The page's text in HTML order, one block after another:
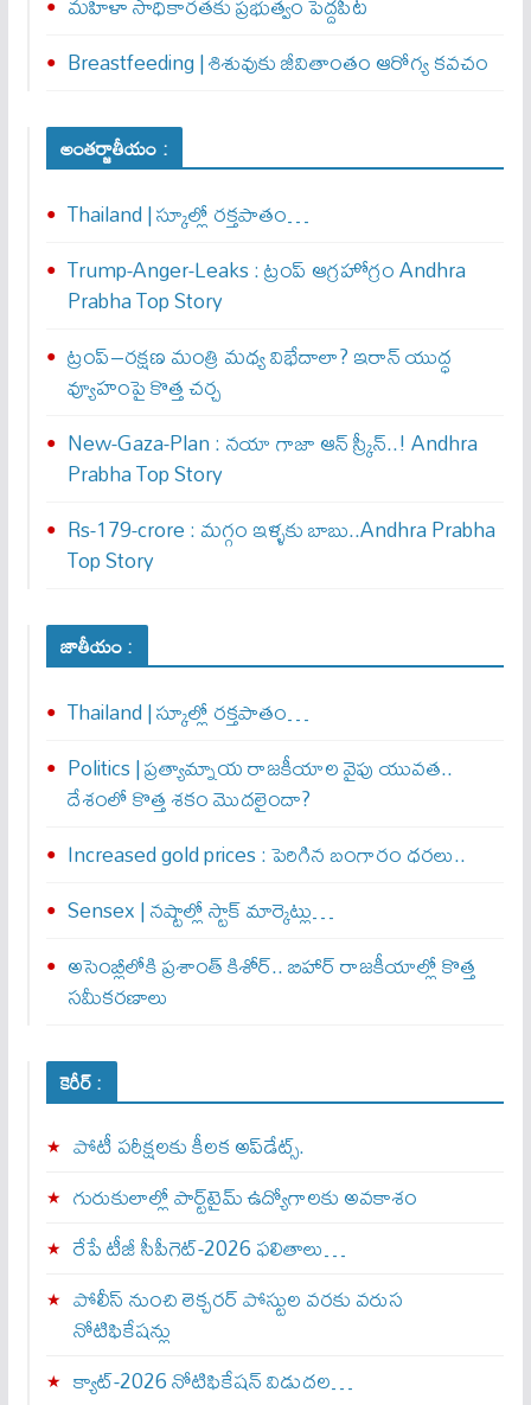
Breastfeeding | శిశువుకు జీవితాంతం ఆరోగ్య కవచం
అంతర్జాతీయం :
Thailand | స్కూల్లో రక్తపాతం…
Trump-Anger-Leaks : ట్రంప్ ఆగ్ర‌హోగ్రం Andhra
Prabha Top Story
ట్రంప్–రక్షణ మంత్రి మధ్య విభేదాలా? ఇరాన్ యుద్ధ
వ్యూహంపై కొత్త చర్చ
New-Gaza-Plan : న‌యా గాజా ఆన్ స్క్రీన్‌..! Andhra
Prabha Top Story
Rs-179-crore : మ‌గ్గం ఇళ్ళ‌కు బాబు..Andhra Prabha
Top Story
జాతీయం :
Thailand | స్కూల్లో రక్తపాతం…
Politics | ప్రత్యామ్నాయ రాజకీయాల వైపు యువత..
దేశంలో కొత్త శకం మొదలైందా?
Increased gold prices : పెరిగిన బంగారం ధరలు..
Sensex | నష్టాల్లో స్టాక్ మార్కెట్లు…
అసెంబ్లీలోకి ప్రశాంత్ కిశోర్.. బిహార్ రాజకీయాల్లో కొత్త
సమీకరణాలు
కెరీర్ :
పోటీ పరీక్షలకు కీలక అప్‌డేట్స్.
గురుకులాల్లో పార్ట్‌టైమ్ ఉద్యోగాలకు అవకాశం
రేపే టీజీ సీపీగెట్‌-2026 ఫలితాలు…
పోలీస్ నుంచి లెక్చరర్ పోస్టుల వరకు వరుస
నోటిఫికేషన్లు
క్యాట్-2026 నోటిఫికేషన్ విడుదల…